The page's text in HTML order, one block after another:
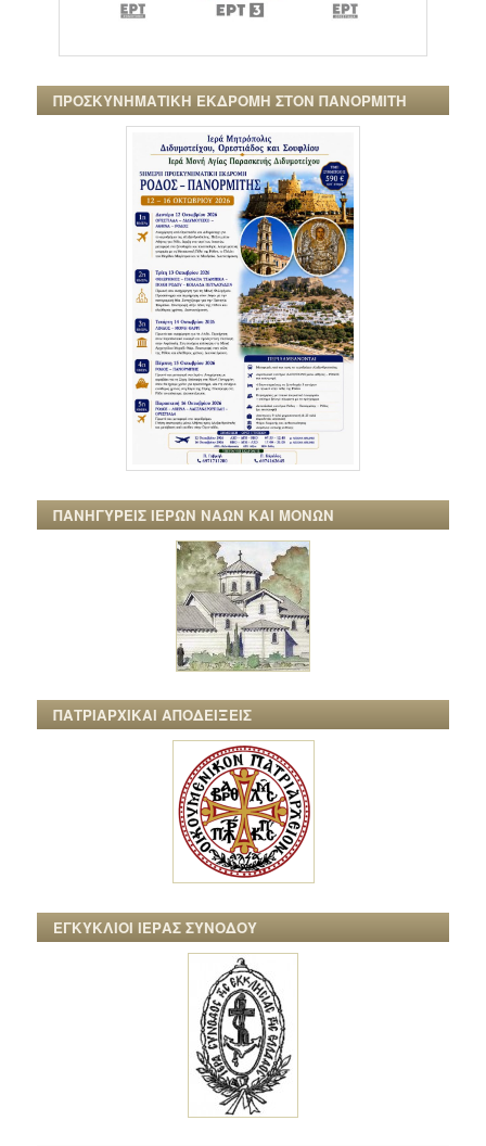
ΠΡΟΣΚΥΝΗΜΑΤΙΚΗ ΕΚΔΡΟΜΗ ΣΤΟΝ ΠΑΝΟΡΜΙΤΗ
ΠΑΝΗΓΥΡΕΙΣ ΙΕΡΩΝ ΝΑΩΝ ΚΑΙ ΜΟΝΩΝ
ΠΑΤΡΙΑΡΧΙΚΑΙ ΑΠΟΔΕΙΞΕΙΣ
ΕΓΚΥΚΛΙΟΙ ΙΕΡΑΣ ΣΥΝΟΔΟΥ